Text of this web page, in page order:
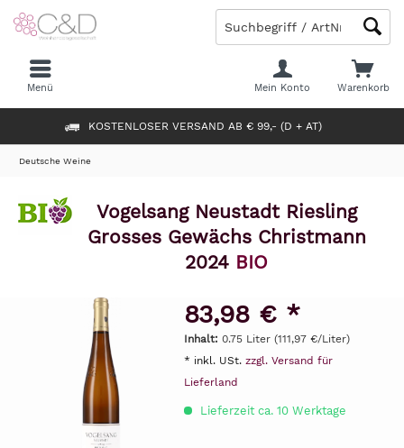
KOSTENLOSER VERSAND AB € 99,- (D + AT)
Warenkorb
Mein Konto
Menü
Deutsche Weine
Vogelsang Neustadt Riesling
Grosses Gewächs Christmann
2024 BIO
83,98 € *
Inhalt: 0.75 Liter (111,97 €/Liter)
* inkl. USt. zzgl. Versand für
Lieferland
Lieferzeit ca. 10 Werktage